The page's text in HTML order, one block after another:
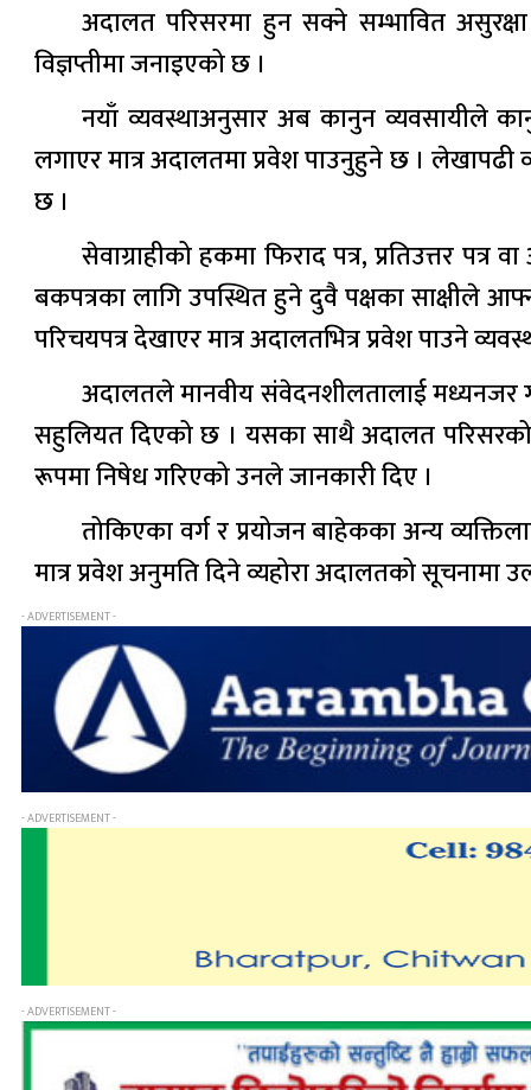
अदालत परिसरमा हुन सक्ने सम्भावित
विज्ञप्तीमा जनाइएको छ ।
नयाँ व्यवस्थाअनुसार अब कानुन व्यवसायीले
लगाएर मात्र अदालतमा प्रवेश पाउनुहुने छ । लेखापढी
छ ।
सेवाग्राहीको हकमा फिराद पत्र, प्रतिउत्तर
बकपत्रका लागि उपस्थित हुने दुवै पक्षका साक्षीले
परिचयपत्र देखाएर मात्र अदालतभित्र प्रवेश पाउने
अदालतले मानवीय संवेदनशीलतालाई मध्यनजर
सहुलियत दिएको छ । यसका साथै अदालत परिसरको
रूपमा निषेध गरिएको उनले जानकारी दिए ।
तोकिएका वर्ग र प्रयोजन बाहेकका अन्य
मात्र प्रवेश अनुमति दिने व्यहोरा अदालतको सूचनामा
- ADVERTISEMENT -
- ADVERTISEMENT -
- ADVERTISEMENT -